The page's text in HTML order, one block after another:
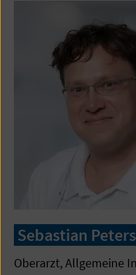
Sebastian Peters
Oberarzt, Allgemeine